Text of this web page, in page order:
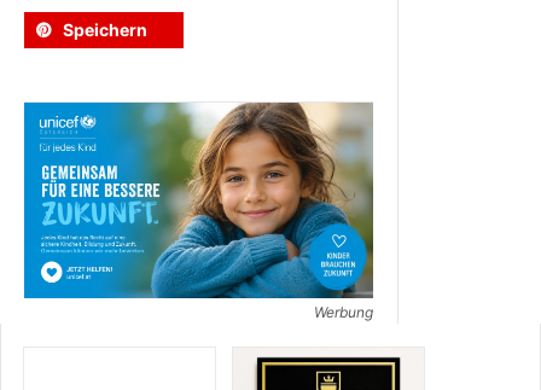
Speichern
Werbung